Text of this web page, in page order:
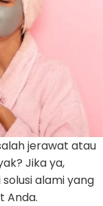
jerawat atau
Jika ya,
alami yang
Anda.